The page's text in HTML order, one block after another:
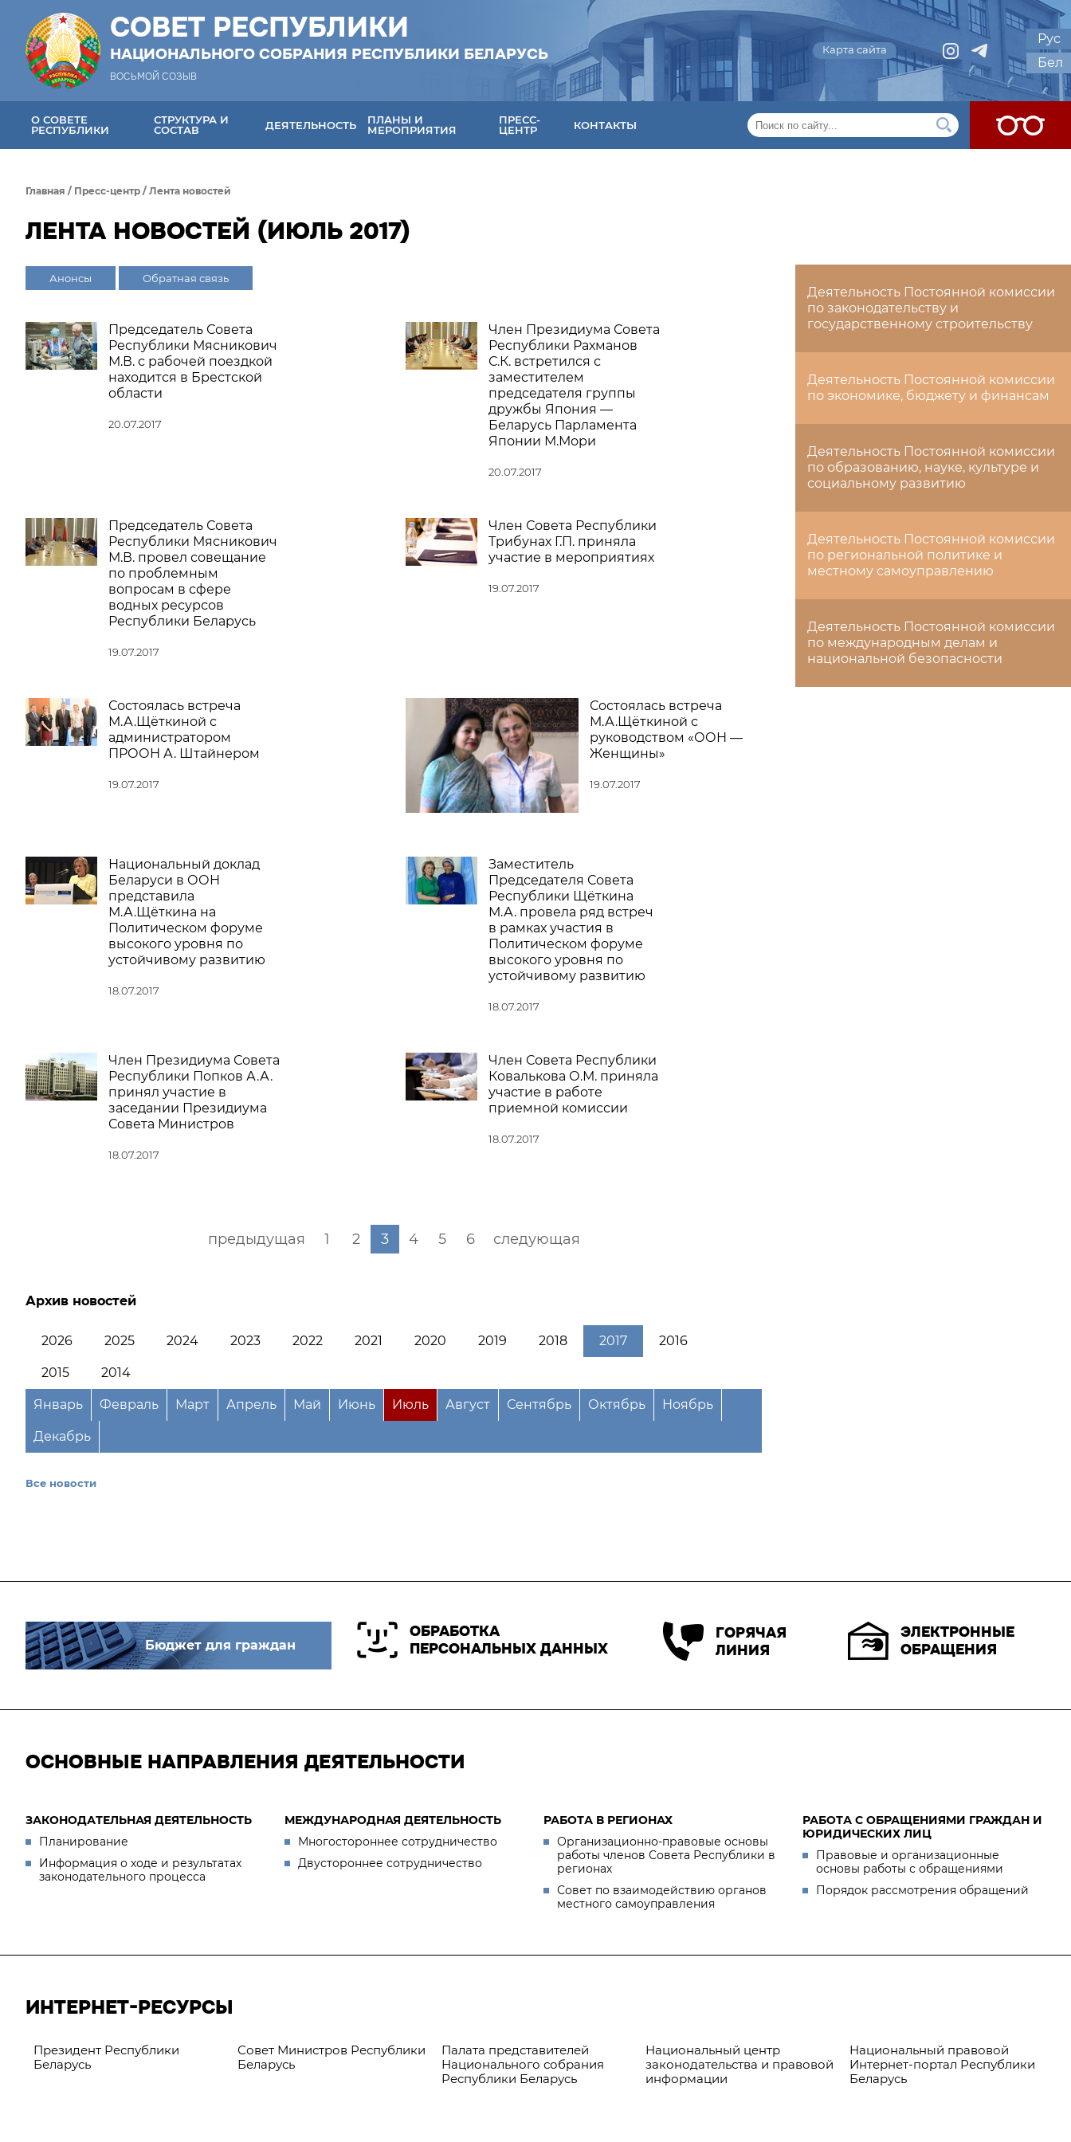
СОВЕТ РЕСПУБЛИКИ
НАЦИОНАЛЬНОГО СОБРАНИЯ РЕСПУБЛИКИ БЕЛАРУСЬ
ВОСЬМОЙ СОЗЫВ
Карта сайта
Рус
Бел
О СОВЕТЕ
РЕСПУБЛИКИ
СТРУКТУРА И
СОСТАВ
ДЕЯТЕЛЬНОСТЬ
ПЛАНЫ И
МЕРОПРИЯТИЯ
ПРЕСС-
ЦЕНТР
КОНТАКТЫ
Главная / Пресс-центр / Лента новостей
ЛЕНТА НОВОСТЕЙ (ИЮЛЬ 2017)
Анонсы Обратная связь
Председатель Совета
Республики Мясникович
М.В. с рабочей поездкой
находится в Брестской
области
20.07.2017
Член Президиума Совета
Республики Рахманов
С.К. встретился с
заместителем
председателя группы
дружбы Япония —
Беларусь Парламента
Японии М.Мори
20.07.2017
Председатель Совета
Республики Мясникович
М.В. провел совещание
по проблемным
вопросам в сфере
водных ресурсов
Республики Беларусь
19.07.2017
Член Совета Республики
Трибунах Г.П. приняла
участие в мероприятиях
19.07.2017
Состоялась встреча
М.А.Щёткиной с
администратором
ПРООН А. Штайнером
19.07.2017
Состоялась встреча
М.А.Щёткиной с
руководством «ООН —
Женщины»
19.07.2017
Национальный доклад
Беларуси в ООН
представила
М.А.Щёткина на
Политическом форуме
высокого уровня по
устойчивому развитию
18.07.2017
Заместитель
Председателя Совета
Республики Щёткина
М.А. провела ряд встреч
в рамках участия в
Политическом форуме
высокого уровня по
устойчивому развитию
18.07.2017
Член Президиума Совета
Республики Попков А.А.
принял участие в
заседании Президиума
Совета Министров
18.07.2017
Член Совета Республики
Ковалькова О.М. приняла
участие в работе
приемной комиссии
18.07.2017
предыдущая 1 2 3 4 5 6 следующая
Архив новостей
2026 2025 2024 2023 2022 2021 2020 2019 2018 2017 2016
2015 2014
Январь Февраль Март Апрель Май Июнь Июль Август Сентябрь Октябрь Ноябрь
Декабрь
Все новости
Деятельность Постоянной комиссии
по законодательству и
государственному строительству
Деятельность Постоянной комиссии
по экономике, бюджету и финансам
Деятельность Постоянной комиссии
по образованию, науке, культуре и
социальному развитию
Деятельность Постоянной комиссии
по региональной политике и
местному самоуправлению
Деятельность Постоянной комиссии
по международным делам и
национальной безопасности
Бюджет для граждан
ОБРАБОТКА
ПЕРСОНАЛЬНЫХ ДАННЫХ
ГОРЯЧАЯ
ЛИНИЯ
ЭЛЕКТРОННЫЕ
ОБРАЩЕНИЯ
ОСНОВНЫЕ НАПРАВЛЕНИЯ ДЕЯТЕЛЬНОСТИ
ЗАКОНОДАТЕЛЬНАЯ ДЕЯТЕЛЬНОСТЬ
Планирование
Информация о ходе и результатах
законодательного процесса
МЕЖДУНАРОДНАЯ ДЕЯТЕЛЬНОСТЬ
Многостороннее сотрудничество
Двустороннее сотрудничество
РАБОТА В РЕГИОНАХ
Организационно-правовые основы
работы членов Совета Республики в
регионах
Совет по взаимодействию органов
местного самоуправления
РАБОТА С ОБРАЩЕНИЯМИ ГРАЖДАН И
ЮРИДИЧЕСКИХ ЛИЦ
Правовые и организационные
основы работы с обращениями
Порядок рассмотрения обращений
ИНТЕРНЕТ-РЕСУРСЫ
Президент Республики
Беларусь
Совет Министров Республики
Беларусь
Палата представителей
Национального собрания
Республики Беларусь
Национальный центр
законодательства и правовой
информации
Национальный правовой
Интернет-портал Республики
Беларусь